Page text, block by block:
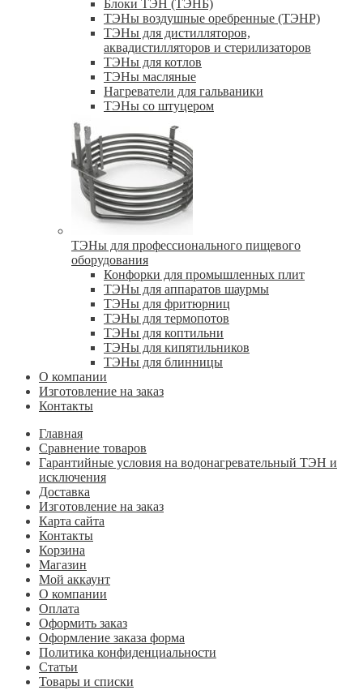
Блоки ТЭН (ТЭНБ)
ТЭНы воздушные оребренные (ТЭНР)
ТЭНы для дистилляторов,
аквадистилляторов и стерилизаторов
ТЭНы для котлов
ТЭНы масляные
Нагреватели для гальваники
ТЭНы со штуцером
ТЭНы для профессионального пищевого
оборудования
Конфорки для промышленных плит
ТЭНы для аппаратов шаурмы
ТЭНы для фритюрниц
ТЭНы для термопотов
ТЭНы для коптильни
ТЭНы для кипятильников
ТЭНы для блинницы
О компании
Изготовление на заказ
Контакты
Главная
Cравнение товаров
Гарантийные условия на водонагревательный ТЭН и
исключения
Доставка
Изготовление на заказ
Карта сайта
Контакты
Корзина
Магазин
Мой аккаунт
О компании
Оплата
Оформить заказ
Оформление заказа форма
Политика конфиденциальности
Статьи
Товары и списки